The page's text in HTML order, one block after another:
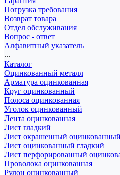
Погрузка требования
Возврат товара
Отдел обслуживания
Вопрос - ответ
Алфавитный указатель
...
Каталог
Оцинкованный металл
Арматура оцинкованная
Круг оцинкованный
Полоса оцинкованная
Уголок оцинкованный
Лента оцинкованная
Лист гладкий
Лист окрашенный оцинкованный
Лист оцинкованный гладкий
Лист перфорированный
Проволока оцинкованная
Рулон оцинкованный